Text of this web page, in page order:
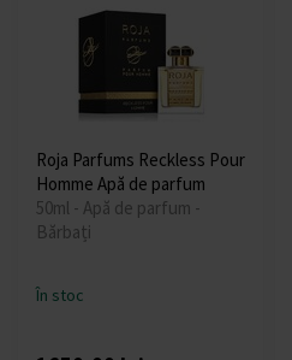
Roja Parfums Reckless Pour
Homme Apă de parfum
50ml - Apă de parfum -
Bărbați
În stoc